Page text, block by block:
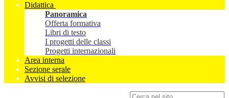
Didattica
Panoramica
Offerta formativa
Libri di testo
I progetti delle classi
Progetti internazionali
Area interna
Sezione serale
Avvisi di selezione